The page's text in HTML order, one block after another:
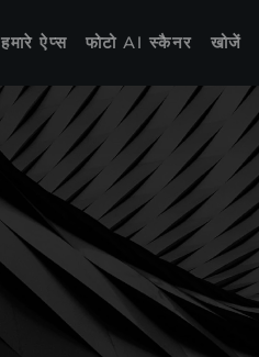
हमारे ऐप्स फोटो AI स्कैनर खोजें